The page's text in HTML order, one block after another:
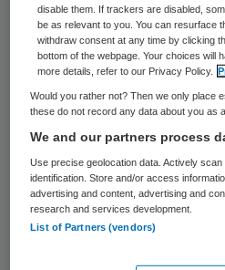
Een 49-jarige man uit
zaterdagavond
disable them. If trackers are disabled,
be as relevant to you. You can resurface
withdraw consent at any time by clicking
bottom of the webpage. Your choices will
more details, refer to our Privacy Policy.
Would you rather not? Then we only place
these do not record any data about you as
We and our partners process
Use precise geolocation data. Actively
identification. Store and/or access
advertising and content, advertising and
research and services development.
List of Partners (vendors)